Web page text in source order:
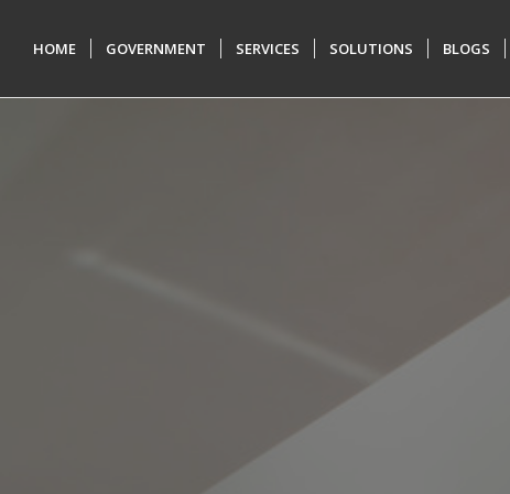
HOME GOVERNMENT SERVICES SOLUTIONS BLOGS